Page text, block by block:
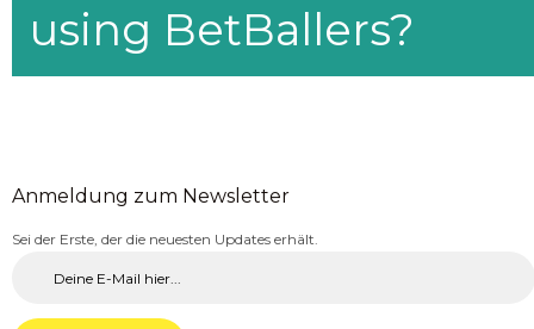
using BetBallers?
Anmeldung zum Newsletter
Sei der Erste, der die neuesten Updates erhält.